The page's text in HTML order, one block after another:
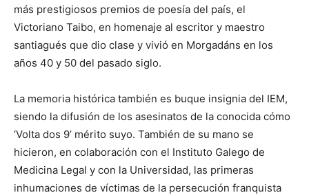
más prestigiosos premios de poesía del país, el
Victoriano Taibo, en homenaje al escritor y maestro
santiagués que dio clase y vivió en Morgadáns en los
años 40 y 50 del pasado siglo.
La memoria histórica también es buque insignia del IEM,
siendo la difusión de los asesinatos de la conocida cómo
‘Volta dos 9’ mérito suyo. También de su mano se
hicieron, en colaboración con el Instituto Galego de
Medicina Legal y con la Universidad, las primeras
inhumaciones de víctimas de la persecución franquista